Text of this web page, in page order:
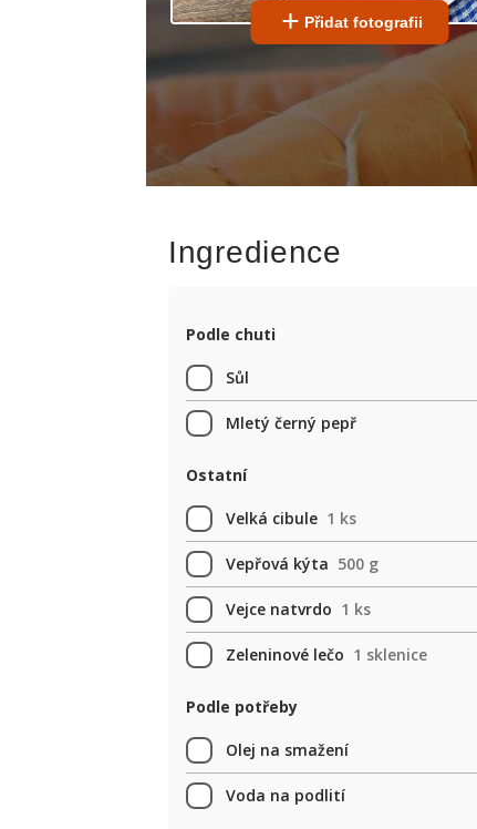
Přidat fotografii
Ingredience
Podle chuti
Sůl
Mletý černý pepř
Ostatní
Velká cibule 1 ks
Vepřová kýta 500 g
Vejce natvrdo 1 ks
Zeleninové lečo 1 sklenice
Podle potřeby
Olej na smažení
Voda na podlití